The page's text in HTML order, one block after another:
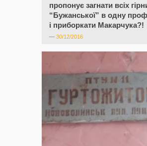
пропонує загнати всіх
“Бужанської” в одну
і приборкати Макарчука?!
— 30/12/2016